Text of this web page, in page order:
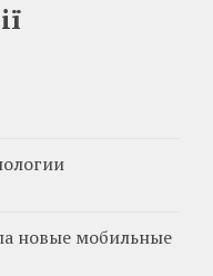
новые мобильные